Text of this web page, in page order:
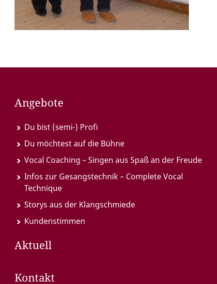
Angebote
Du bist (semi-) Profi
Du möchtest auf die Bühne
Vocal Coaching – Singen aus Spaß an der Freude
Infos zur Gesangstechnik – Complete Vocal
Technique
Storys aus der Klangschmiede
Kundenstimmen
Aktuell
Kontakt